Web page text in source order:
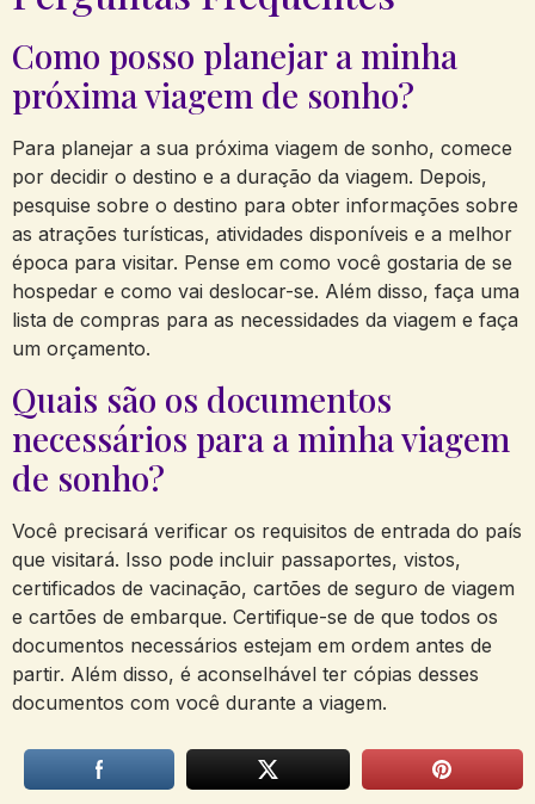
Como posso planejar a minha
próxima viagem de sonho?
Para planejar a sua próxima viagem de sonho, comece
por decidir o destino e a duração da viagem. Depois,
pesquise sobre o destino para obter informações sobre
as atrações turísticas, atividades disponíveis e a melhor
época para visitar. Pense em como você gostaria de se
hospedar e como vai deslocar-se. Além disso, faça uma
lista de compras para as necessidades da viagem e faça
um orçamento.
Quais são os documentos
necessários para a minha viagem
de sonho?
Você precisará verificar os requisitos de entrada do país
que visitará. Isso pode incluir passaportes, vistos,
certificados de vacinação, cartões de seguro de viagem
e cartões de embarque. Certifique-se de que todos os
documentos necessários estejam em ordem antes de
partir. Além disso, é aconselhável ter cópias desses
documentos com você durante a viagem.